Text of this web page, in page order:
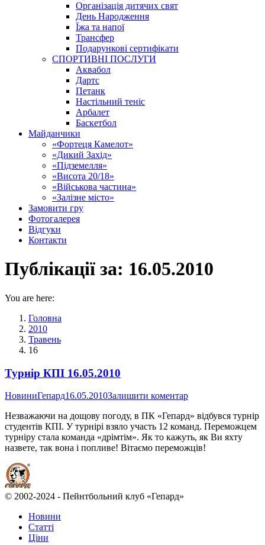
Організація дитячих свят
День Народження
Їжа та напої
Трансфер
Подарункові сертифікати
СПОРТИВНІ ПОСЛУГИ
Аквабол
Дартс
Петанк
Настільний теніс
Арбалет
Баскетбол
Майданчики
«Фортеця Камелот»
«Дикий Захід»
«Підземелля»
«Висота 20/18»
«Військова частина»
«Залізне місто»
Замовити гру
Фотогалерея
Відгуки
Контакти
Публікації за: 16.05.2010
You are here:
Головна
2010
Травень
16
Турнір КПІ 16.05.2010
НовиниГепард16.05.2010Залишити коментар
Незважаючи на дощову погоду, в ПК «Гепард» відбувся турнір
студентів КПІ. У турнірі взяло участь 12 команд. Переможцем
турніру стала команда «дрімтім». Як то кажуть, як Ви яхту
назвете, так вона і попливе! Вітаємо переможців!
© 2002-2024 - Пейнтбольний клуб «Гепард»
Новини
Статті
Ціни